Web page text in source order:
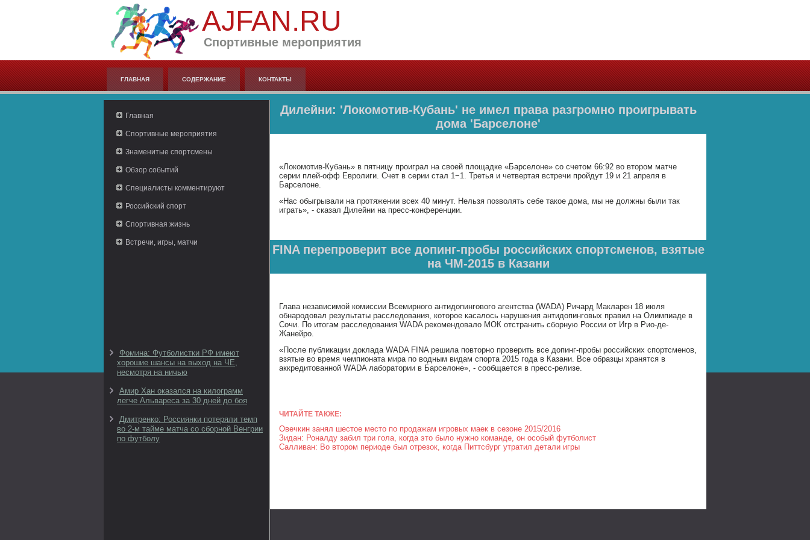
AJFAN.RU
Спортивные мероприятия
ГЛАВНАЯ СОДЕРЖАНИЕ КОНТАКТЫ
Главная
Спортивные мероприятия
Знаменитые спортсмены
Обзор событий
Специалисты комментируют
Российский спорт
Спортивная жизнь
Встречи, игры, матчи
Фомина: Футболистки РФ имеют
хорошие шансы на выход на ЧЕ,
несмотря на ничью
Амир Хан оказался на килограмм
легче Альвареса за 30 дней до боя
Дмитренко: Россиянки потеряли темп
во 2-м тайме матча со сборной Венгрии
по футболу
Дилейни: 'Локомотив-Кубань' не имел права разгромно проигрывать
дома 'Барселоне'
«Локомотив-Кубань» в пятницу проиграл на своей площадке «Барселоне» со счетом 66:92 во втором матче
серии плей-офф Евролиги. Счет в серии стал 1−1. Третья и четвертая встречи пройдут 19 и 21 апреля в
Барселоне.
«Нас обыгрывали на протяжении всех 40 минут. Нельзя позволять себе такое дома, мы не должны были так
играть», - сказал Дилейни на пресс-конференции.
FINA перепроверит все допинг-пробы российских спортсменов, взятые
на ЧМ-2015 в Казани
Глава независимой комиссии Всемирного антидопингового агентства (WADA) Ричард Макларен 18 июля
обнародовал результаты расследования, которое касалось нарушения антидопинговых правил на Олимпиаде в
Сочи. По итогам расследования WADA рекомендовало МОК отстранить сборную России от Игр в Рио-де-
Жанейро.
«После публикации доклада WADA FINA решила повторно проверить все допинг-пробы российских спортсменов,
взятые во время чемпионата мира по водным видам спорта 2015 года в Казани. Все образцы хранятся в
аккредитованной WADA лаборатории в Барселоне», - сообщается в пресс-релизе.
ЧИТАЙТЕ ТАКЖЕ:
Овечкин занял шестое место по продажам игровых маек в сезоне 2015/2016
Зидан: Роналду забил три гола, когда это было нужно команде, он особый футболист
Салливан: Во втором периоде был отрезок, когда Питтсбург утратил детали игры